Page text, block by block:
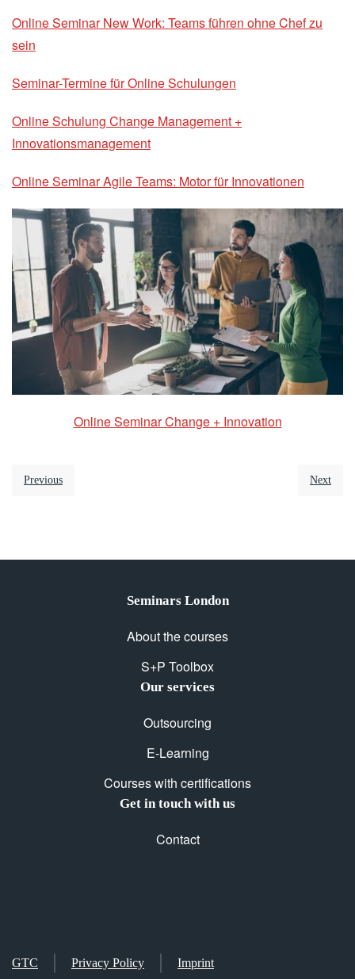
Online Seminar New Work: Teams führen ohne Chef zu
sein
Seminar-Termine für Online Schulungen
Online Schulung Change Management +
Innovationsmanagement
Online Seminar Agile Teams: Motor für Innovationen
Online Seminar Change + Innovation
Previous Next
Seminars London
About the courses
S+P Toolbox
Our services
Outsourcing
E-Learning
Courses with certifications
Get in touch with us
Contact
GTC Privacy Policy
Imprint